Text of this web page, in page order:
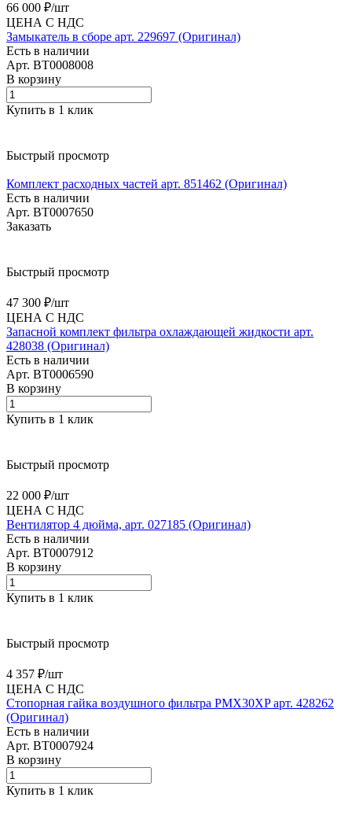
66 000 ₽/шт
ЦЕНА С НДС
Замыкатель в сборе арт. 229697 (Оригинал)
Есть в наличии
Арт. BT0008008
В корзину
Купить в 1 клик
Быстрый просмотр
Комплект расходных частей арт. 851462 (Оригинал)
Есть в наличии
Арт. BT0007650
Заказать
Быстрый просмотр
47 300 ₽/шт
ЦЕНА С НДС
Запасной комплект фильтра охлаждающей жидкости арт.
428038 (Оригинал)
Есть в наличии
Арт. BT0006590
В корзину
Купить в 1 клик
Быстрый просмотр
22 000 ₽/шт
ЦЕНА С НДС
Вентилятор 4 дюйма, арт. 027185 (Оригинал)
Есть в наличии
Арт. BT0007912
В корзину
Купить в 1 клик
Быстрый просмотр
4 357 ₽/шт
ЦЕНА С НДС
Cтопорная гайка воздушного фильтра PMX30XP арт. 428262
(Оригинал)
Есть в наличии
Арт. BT0007924
В корзину
Купить в 1 клик